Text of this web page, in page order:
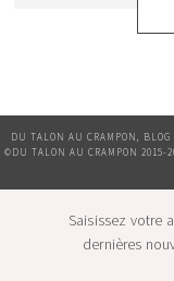
DU TALON AU CRAMPON,
©DU TALON AU CRAMPON 2015-
Saisissez votre
dernières